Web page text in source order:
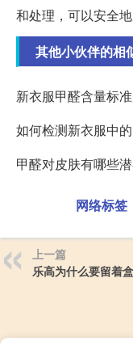
和处理，可以安全地
其他小伙伴的相
新衣服甲醛含量标
如何检测新衣服中
甲醛对皮肤有哪些
网络标签
上一篇
乐高为什么要留着